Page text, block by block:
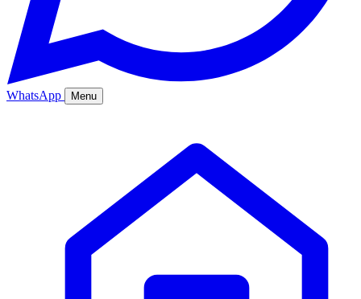
WhatsApp Menu
Kurumsal
Online Sipariş%20